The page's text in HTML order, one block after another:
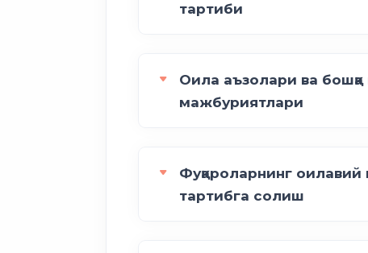
тартиби
Оила аъзолари ва
мажбуриятлари
Фуқароларнинг
тартибга солиш